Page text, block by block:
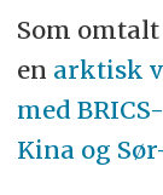
Som
en arktisk
med
Kina og